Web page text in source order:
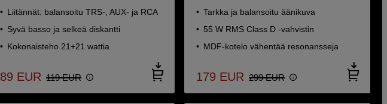
Liitännät: balansoitu TRS-, AUX- ja RCA
Syvä basso ja selkeä diskantti
Kokonaisteho 21+21 wattia
89 EUR 119 EUR
Tarkka ja balansoitu äänikuva
55 W RMS Class D -vahvistin
MDF-kotelo vähentää resonansseja
179 EUR 299 EUR